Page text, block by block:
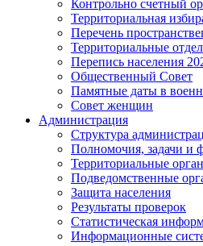
Контрольно счетный
Территориальная
Перечень
Территориальные
Перепись населения
Общественный Совет
Памятные даты в
Совет женщин
Администрация
Структура
Полномочия, задачи и
Территориальные
Подведомственные
Защита населения
Результаты проверок
Статистическая
Информационные